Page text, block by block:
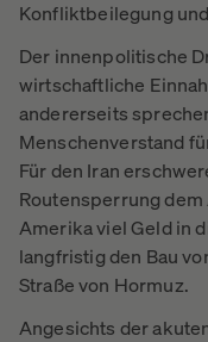
Konfliktbeilegung
Der innenpolitische
wirtschaftliche
andererseits
Menschenverstand
Für den Iran
Routensperrung
Amerika viel Geld in
langfristig den Bau
Straße von Hormuz.
Angesichts der